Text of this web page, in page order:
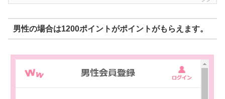
男性の場合は1200ポイントがポイントがもらえます。